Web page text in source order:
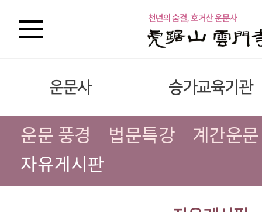
운문사 승가교육기관
운문 풍경 법문특강
계간운문
자유게시판